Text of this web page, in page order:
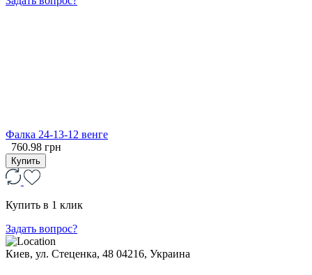
Фалка 24-13-12 венге
760.98 грн
Купить
Купить в 1 клик
Задать вопрос?
Киев, ул. Стеценка, 48 04216, Украина